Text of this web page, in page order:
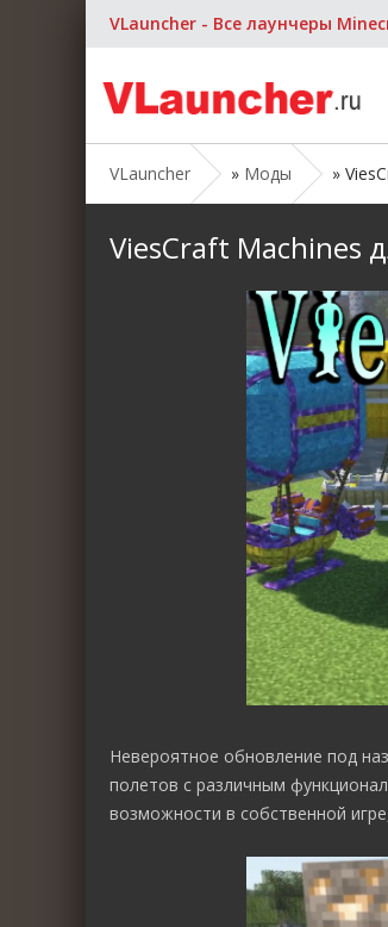
VLauncher - Все лаунчеры
VLauncher » Моды »
ViesCraft Machines
Невероятное обновление под
полетов с различным
возможности в собственной